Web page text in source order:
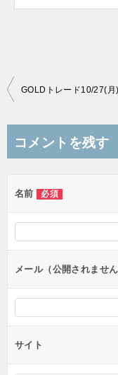
投
ビ
ー
シ
ョ
ン
GOLDトレード10/27(月)
コメントを残す
名前 必須
メール（公開されません
サイト